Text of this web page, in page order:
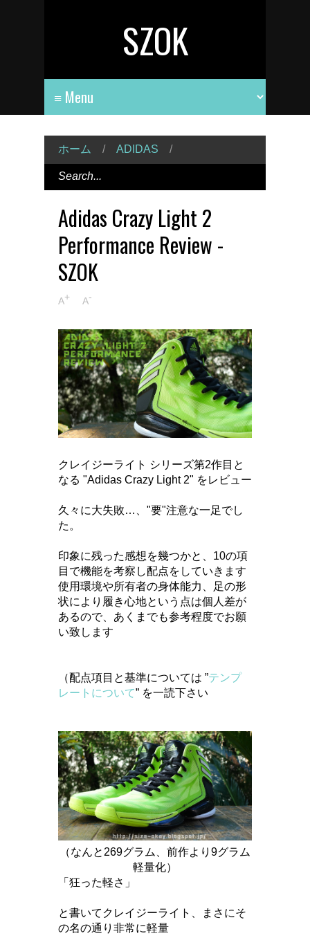
SZOK
ホーム / ADIDAS /
Adidas Crazy Light 2
Performance Review -
SZOK
A+ A-
クレイジーライト シリーズ第2作目と
なる "Adidas Crazy Light 2" をレビュー
久々に大失敗…、"要"注意な一足でし
た。
印象に残った感想を幾つかと、10の項
目で機能を考察し配点をしていきます
使用環境や所有者の身体能力、足の形
状により履き心地という点は個人差が
あるので、あくまでも参考程度でお願
い致します
（配点項目と基準については ”テンプ
レートについて” を一読下さい
（なんと269グラム、前作より9グラム
軽量化）
「狂った軽さ」
と書いてクレイジーライト、まさにそ
の名の通り非常に軽量